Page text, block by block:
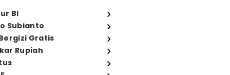
BI
Subianto
Gratis
Rupiah